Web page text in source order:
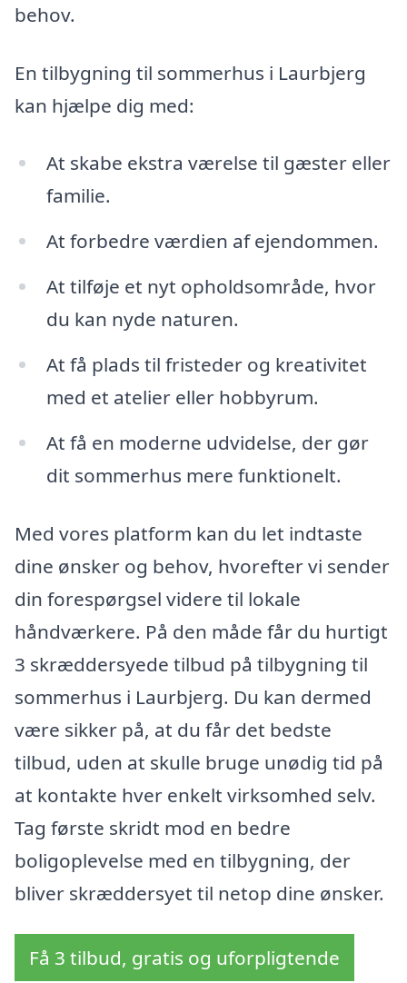
behov.
En tilbygning til sommerhus i Laurbjerg
kan hjælpe dig med:
At skabe ekstra værelse til gæster eller
familie.
At forbedre værdien af ejendommen.
At tilføje et nyt opholdsområde, hvor
du kan nyde naturen.
At få plads til fristeder og kreativitet
med et atelier eller hobbyrum.
At få en moderne udvidelse, der gør
dit sommerhus mere funktionelt.
Med vores platform kan du let indtaste
dine ønsker og behov, hvorefter vi sender
din forespørgsel videre til lokale
håndværkere. På den måde får du hurtigt
3 skræddersyede tilbud på tilbygning til
sommerhus i Laurbjerg. Du kan dermed
være sikker på, at du får det bedste
tilbud, uden at skulle bruge unødig tid på
at kontakte hver enkelt virksomhed selv.
Tag første skridt mod en bedre
boligoplevelse med en tilbygning, der
bliver skræddersyet til netop dine ønsker.
Få 3 tilbud, gratis og uforpligtende